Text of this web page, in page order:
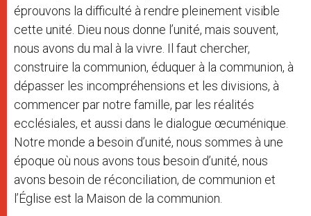
éprouvons la difficulté à rendre pleinement visible
cette unité. Dieu nous donne l’unité, mais souvent,
nous avons du mal à la vivre. Il faut chercher,
construire la communion, éduquer à la communion, à
dépasser les incompréhensions et les divisions, à
commencer par notre famille, par les réalités
ecclésiales, et aussi dans le dialogue œcuménique.
Notre monde a besoin d’unité, nous sommes à une
époque où nous avons tous besoin d’unité, nous
avons besoin de réconciliation, de communion et
l’Église est la Maison de la communion.